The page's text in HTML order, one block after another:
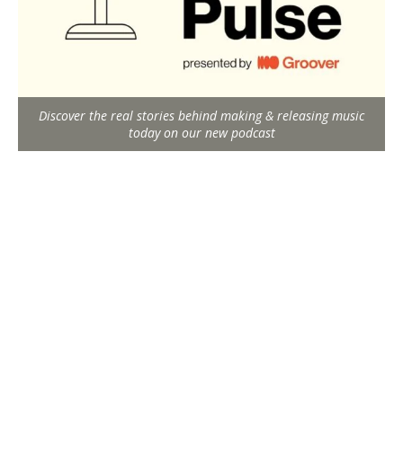
Discover the real stories behind making & releasing music
today on our new podcast